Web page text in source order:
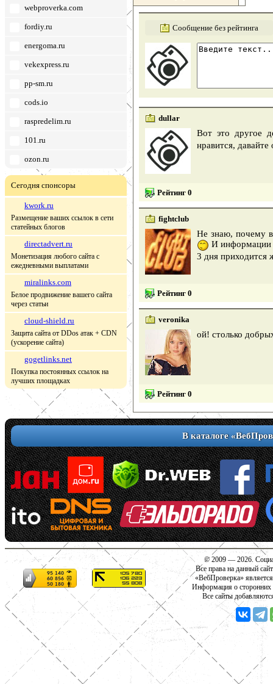
webproverka.com
fordiy.ru
energoma.ru
vekexpress.ru
pp-sm.ru
cods.io
raspredelim.ru
101.ru
ozon.ru
Сегодня спонсоры
kwork.ru
Размещение ваших ссылок в сети
статейных блогов
directadvert.ru
Монетизация любого сайта с
ежедневными выплатами
miralinks.com
Белое продвижение вашего сайта
через статьи
cloud-shield.ru
Защита сайта от DDos атак + CDN
(ускорение сайта)
gogetlinks.net
Покупка постоянных ссылок на
лучших площадках
Сообщение без рейтинга
dullar
Вот это другое
нравится,
Рейтинг 0
fightclub
Не знаю, почему
И информации
3 дня приходится
Рейтинг 0
veronika
ой! столько
Рейтинг 0
В каталоге
© 2009 — 2026.
Все права на данный
«ВебПроверка»
Информация о сторонних
Все сайты